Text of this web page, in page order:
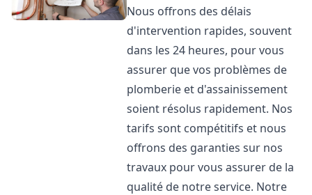
Nous offrons des délais
d'intervention rapides, souvent
dans les 24 heures, pour vous
assurer que vos problèmes de
plomberie et d'assainissement
soient résolus rapidement. Nos
tarifs sont compétitifs et nous
offrons des garanties sur nos
travaux pour vous assurer de la
qualité de notre service. Notre